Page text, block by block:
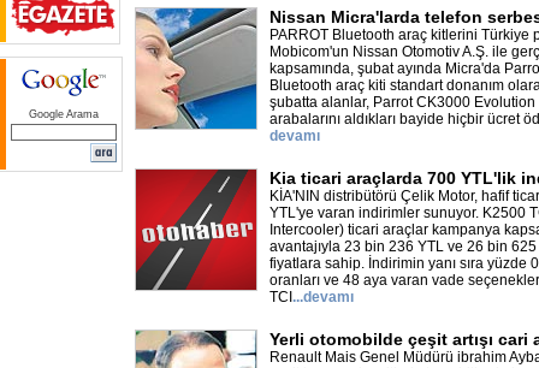
Google Arama
Nissan Micra'larda telefon
PARROT Bluetooth araç kitlerini Türkiye
Mobicom'un Nissan Otomotiv A.Ş. ile
kapsamında, şubat ayında Micra'da
Bluetooth araç kiti standart donanım
şubatta alanlar, Parrot CK3000
arabalarını aldıkları bayide hiçbir ücret
devamı
Kia ticari araçlarda 700 YTL'lik
KİA'NIN distribütörü Çelik Motor, hafif
YTL'ye varan indirimler sunuyor. K2500
Intercooler) ticari araçlar kampanya
avantajıyla 23 bin 236 YTL ve 26 bin
fiyatlara sahip. İndirimin yanı sıra yüzde
oranları ve 48 aya varan vade
TCI ...devamı
Yerli otomobilde çeşit artışı cari
Renault Mais Genel Müdürü ibrahim